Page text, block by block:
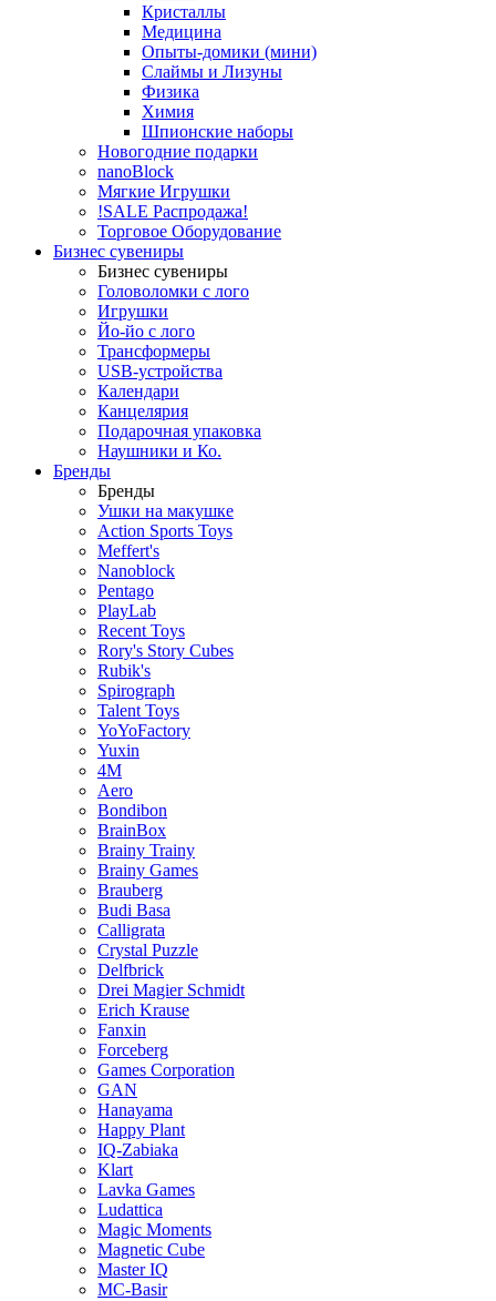
Кристаллы
Медицина
Опыты-домики (мини)
Слаймы и Лизуны
Физика
Химия
Шпионские наборы
Новогодние подарки
nanoBlock
Мягкие Игрушки
!SALE Распродажа!
Торговое Оборудование
Бизнес сувениры
Бизнес сувениры
Головоломки с лого
Игрушки
Йо-йо с лого
Трансформеры
USB-устройства
Календари
Канцелярия
Подарочная упаковка
Наушники и Ко.
Бренды
Бренды
Ушки на макушке
Action Sports Toys
Meffert's
Nanoblock
Pentago
PlayLab
Recent Toys
Rory's Story Cubes
Rubik's
Spirograph
Talent Toys
YoYoFactory
Yuxin
4M
Aero
Bondibon
BrainBox
Brainy Trainy
Brainy Games
Brauberg
Budi Basa
Calligrata
Crystal Puzzle
Delfbrick
Drei Magier Schmidt
Erich Krause
Fanxin
Forceberg
Games Corporation
GAN
Hanayama
Happy Plant
IQ-Zabiaka
Klart
Lavka Games
Ludattica
Magic Moments
Magnetic Cube
Master IQ
MC-Basir